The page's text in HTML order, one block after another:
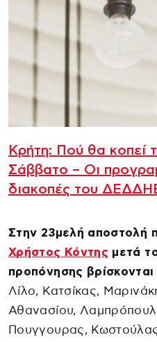
Κρήτη: Πού θα κοπεί
Σάββατο – Οι
διακοπές του
Στην 23μελή αποστολή
Χρήστος Κόντης μετά
προπόνησης βρίσκονται
Λίλο, Κατσίκας,
Αθανασίου,
Πουγγουρας,